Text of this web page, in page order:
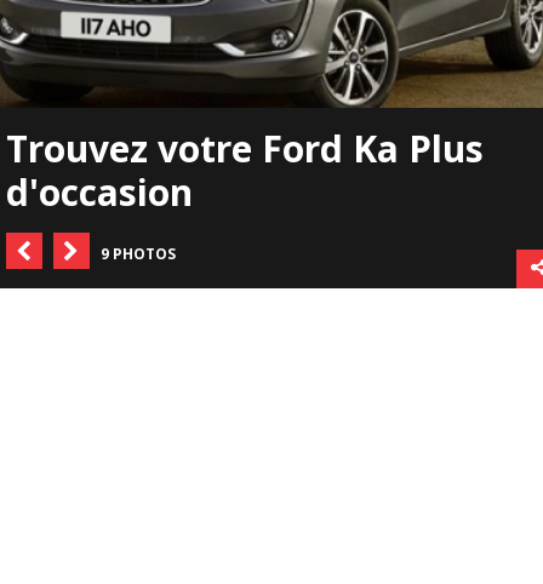
Trouvez votre Ford Ka Plus
d'occasion
9 PHOTOS